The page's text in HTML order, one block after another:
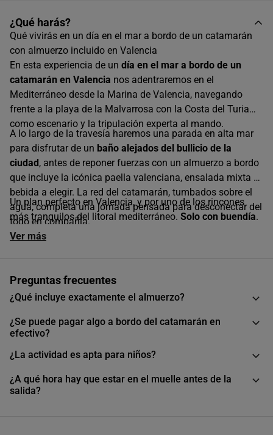
¿Qué harás?
Qué vivirás en un día en el mar a bordo de un catamarán
con almuerzo incluido en Valencia
En esta experiencia de un día en el mar a bordo de un
catamarán en Valencia nos adentraremos en el
Mediterráneo desde la Marina de Valencia, navegando
frente a la playa de la Malvarrosa con la Costa del Turia
como escenario y la tripulación experta al mando.
A lo largo de la travesía haremos una parada en alta mar
para disfrutar de un baño alejados del bullicio de la
ciudad, antes de reponer fuerzas con un almuerzo a bordo
que incluye la icónica paella valenciana, ensalada mixta y
bebida a elegir. La red del catamarán, tumbados sobre el
agua, completa una jornada pensada para desconectar del
todo en compañía.
Un plan perfecto en Valencia, y por uno de los rincones
más tranquilos del litoral mediterráneo. Solo con buendía.
Ver más
Preguntas frecuentes
¿Qué incluye exactamente el almuerzo?
¿Se puede pagar algo a bordo del catamarán en
efectivo?
¿La actividad es apta para niños?
¿A qué hora hay que estar en el muelle antes de la
salida?